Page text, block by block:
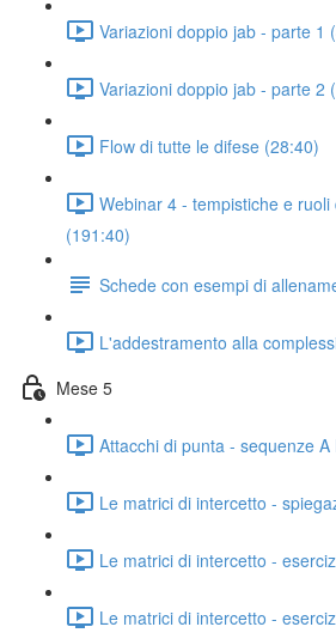
Variazioni doppio jab - parte 1
Variazioni doppio jab - parte 2
Flow di tutte le difese (28:40)
Webinar 4 - tempistiche e
(191:40)
Schede con esempi di
L'addestramento alla
Mese 5
Attacchi di punta - sequenze A
Le matrici di intercetto -
Le matrici di intercetto -
Le matrici di intercetto -